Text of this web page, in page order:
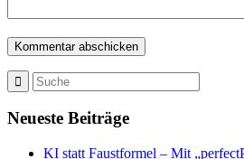
Neueste Beiträge
KI statt Faustformel – Mit